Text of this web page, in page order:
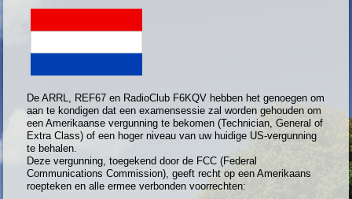
De ARRL, REF67 en RadioClub F6KQV hebben het genoegen om
aan te kondigen dat een examensessie zal worden gehouden om
een Amerikaanse vergunning te bekomen (Technician, General of
Extra Class) of een hoger niveau van uw huidige US-vergunning
te behalen.
Deze vergunning, toegekend door de FCC (Federal
Communications Commission), geeft recht op een Amerikaans
roepteken en alle ermee verbonden voorrechten: